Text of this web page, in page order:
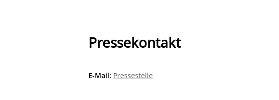
Pressekontakt
E-Mail: Pressestelle